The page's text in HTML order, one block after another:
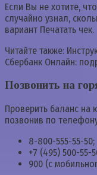
Если Вы не хотите,
случайно узнал,
вариант Печатать чек.
Читайте также:
Сбербанк Онлайн:
Позвонить на
Проверить баланс на
позвонив по
8-800-555-55-50;
+7 (495) 500-55-
900 (с